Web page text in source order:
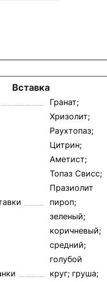
Вставка
Гранат;
Хризолит;
Раухтопаз;
Цитрин;
Аметист;
Топаз Свисс;
Празиолит
пироп;
зеленый;
коричневый;
средний;
голубой
круг; груша;